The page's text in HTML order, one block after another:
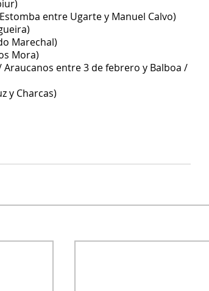
entre Ugarte y Manuel Calvo)
Marechal)
Mora)
Araucanos entre 3 de febrero y Balboa /
y Charcas)